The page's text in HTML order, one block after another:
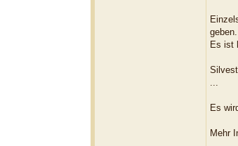
geben.
Es ist
...
Es
Mehr